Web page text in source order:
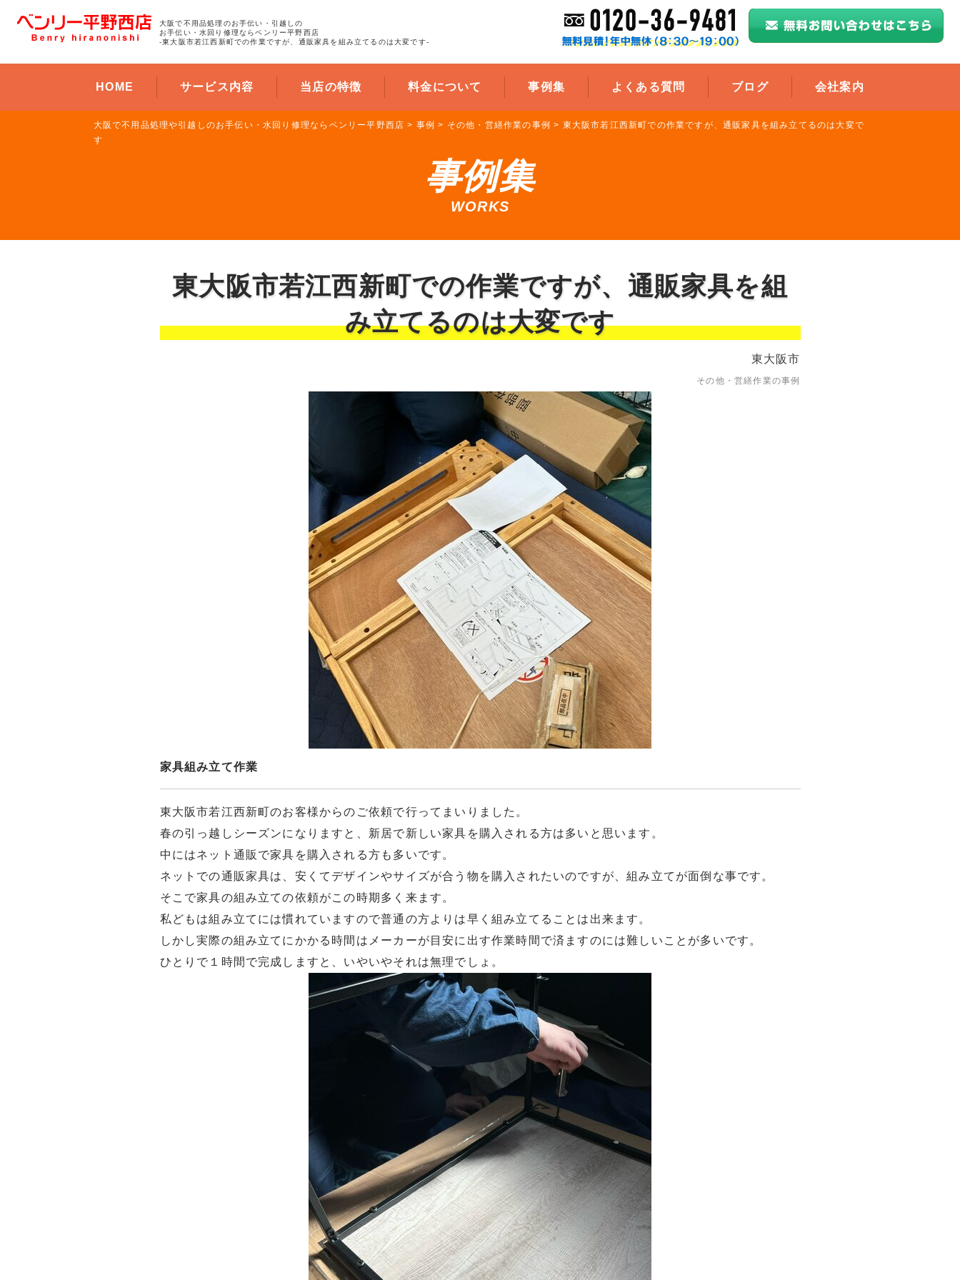
大阪で不用品処理のお手伝い・引越しの
お手伝い・水回り修理ならベンリー平野西店
-東大阪市若江西新町での作業ですが、通販家具を組み立てるのは大変です-
HOME サービス内容 当店の特徴 料金について 事例集 よくある質問 ブログ 会社案内
大阪で不用品処理や引越しのお手伝い・水回り修理ならベンリー平野西店 > 事例 > その他・営繕作業の事例 > 東大阪市若江西新町での作業ですが、通販家具を組み立てるのは大変で
す
事例集
WORKS
東大阪市若江西新町での作業ですが、通販家具を組
み立てるのは大変です
東大阪市
その他・営繕作業の事例
家具組み立て作業
東大阪市若江西新町のお客様からのご依頼で行ってまいりました。
春の引っ越しシーズンになりますと、新居で新しい家具を購入される方は多いと思います。
中にはネット通販で家具を購入される方も多いです。
ネットでの通販家具は、安くてデザインやサイズが合う物を購入されたいのですが、組み立てが面倒な事です。
そこで家具の組み立ての依頼がこの時期多く来ます。
私どもは組み立てには慣れていますので普通の方よりは早く組み立てることは出来ます。
しかし実際の組み立てにかかる時間はメーカーが目安に出す作業時間で済ますのには難しいことが多いです。
ひとりで１時間で完成しますと、いやいやそれは無理でしょ。